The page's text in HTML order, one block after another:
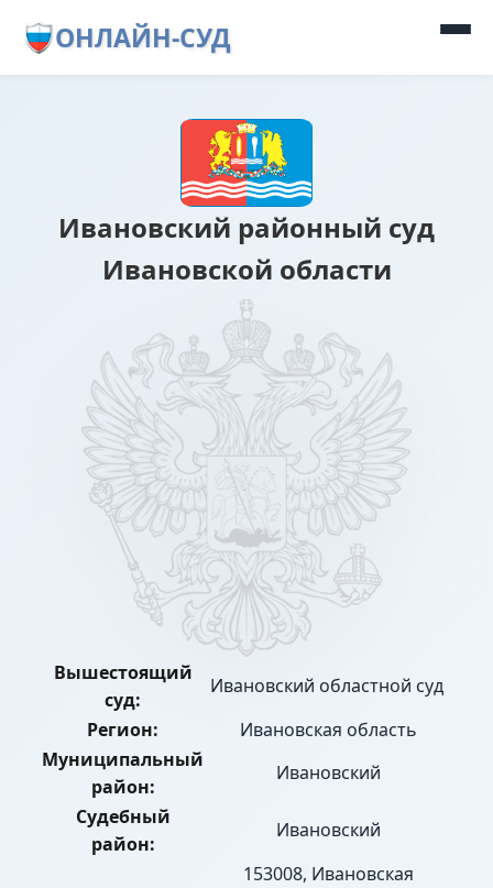
ОНЛАЙН-СУД
Ивановский районный суд
Ивановской области
Вышестоящий
суд:
Ивановский областной суд
Регион:
Ивановская область
Муниципальный
район:
Ивановский
Судебный
район:
Ивановский
153008, Ивановская